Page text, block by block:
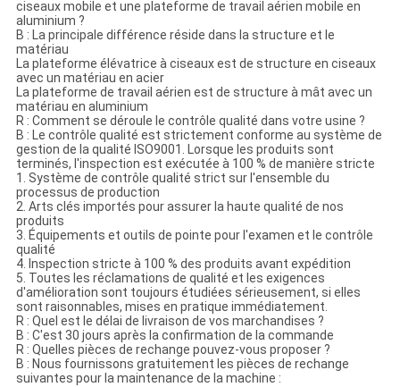
ciseaux mobile et une plateforme de travail aérien mobile en
aluminium ?
B : La principale différence réside dans la structure et le
matériau
La plateforme élévatrice à ciseaux est de structure en ciseaux
avec un matériau en acier
La plateforme de travail aérien est de structure à mât avec un
matériau en aluminium
R : Comment se déroule le contrôle qualité dans votre usine ?
B : Le contrôle qualité est strictement conforme au système de
gestion de la qualité ISO9001. Lorsque les produits sont
terminés, l'inspection est exécutée à 100 % de manière stricte
1. Système de contrôle qualité strict sur l'ensemble du
processus de production
2. Arts clés importés pour assurer la haute qualité de nos
produits
3. Équipements et outils de pointe pour l'examen et le contrôle
qualité
4. Inspection stricte à 100 % des produits avant expédition
5. Toutes les réclamations de qualité et les exigences
d'amélioration sont toujours étudiées sérieusement, si elles
sont raisonnables, mises en pratique immédiatement.
R : Quel est le délai de livraison de vos marchandises ?
B : C'est 30 jours après la confirmation de la commande
R : Quelles pièces de rechange pouvez-vous proposer ?
B : Nous fournissons gratuitement les pièces de rechange
suivantes pour la maintenance de la machine :